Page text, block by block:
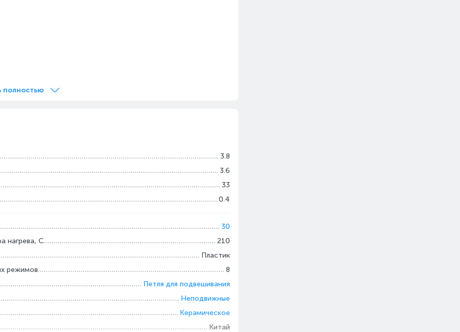
Прибор готов к работе
время укладки.
полностью
3.8
3.6
33
0.4
30
нагрева, С
210
Пластик
режимов
8
Петля для подвешивания
Неподвижные
Керамическое
Китай